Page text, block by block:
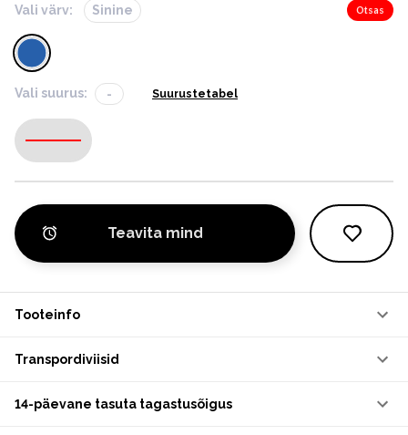
Vali värv: Sinine Otsas
Vali suurus: - Suurustetabel
-
Teavita mind
Tooteinfo
Transpordiviisid
14-päevane tasuta tagastusõigus